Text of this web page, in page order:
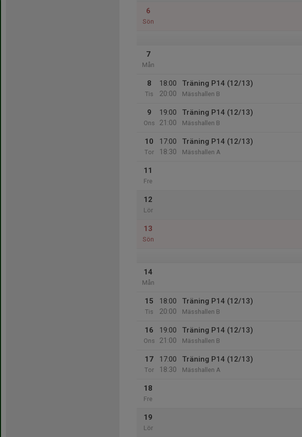
6
Sön
7
Mån
8
Tis
18:00
20:00
Träning P14 (12/13)
Mässhallen B
9
Ons
19:00
21:00
Träning P14 (12/13)
Mässhallen B
10
Tor
17:00
18:30
Träning P14 (12/13)
Mässhallen A
11
Fre
12
Lör
13
Sön
14
Mån
15
Tis
18:00
20:00
Träning P14 (12/13)
Mässhallen B
16
Ons
19:00
21:00
Träning P14 (12/13)
Mässhallen B
17
Tor
17:00
18:30
Träning P14 (12/13)
Mässhallen A
18
Fre
19
Lör